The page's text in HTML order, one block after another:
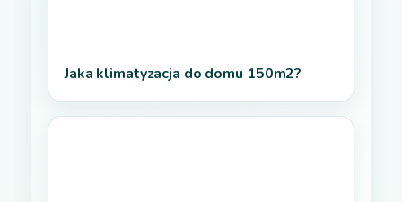
Jaka klimatyzacja do domu 150m2?